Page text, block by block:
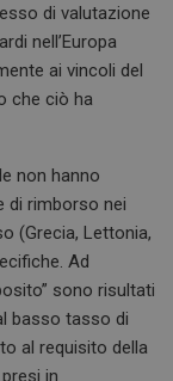
di valutazione
nell’Europa
ai vincoli del
che ciò ha
non hanno
di rimborso nei
(Grecia, Lettonia,
Ad
sono risultati
basso tasso di
al requisito della
in